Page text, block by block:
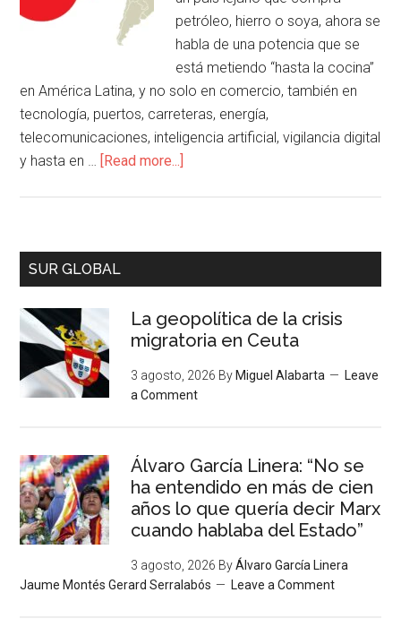
petróleo, hierro o soya, ahora se
habla de una potencia que se
está metiendo “hasta la cocina”
en América Latina, y no solo en comercio, también en
tecnología, puertos, carreteras, energía,
telecomunicaciones, inteligencia artificial, vigilancia digital
y hasta en … [Read more...]
SUR GLOBAL
La geopolítica de la crisis
migratoria en Ceuta
3 agosto, 2026 By Miguel Alabarta
Leave
a Comment
Álvaro García Linera: “No se
ha entendido en más de cien
años lo que quería decir Marx
cuando hablaba del Estado”
3 agosto, 2026 ByÁlvaro García Linera
Jaume Montés Gerard Serralabós
Leave a Comment